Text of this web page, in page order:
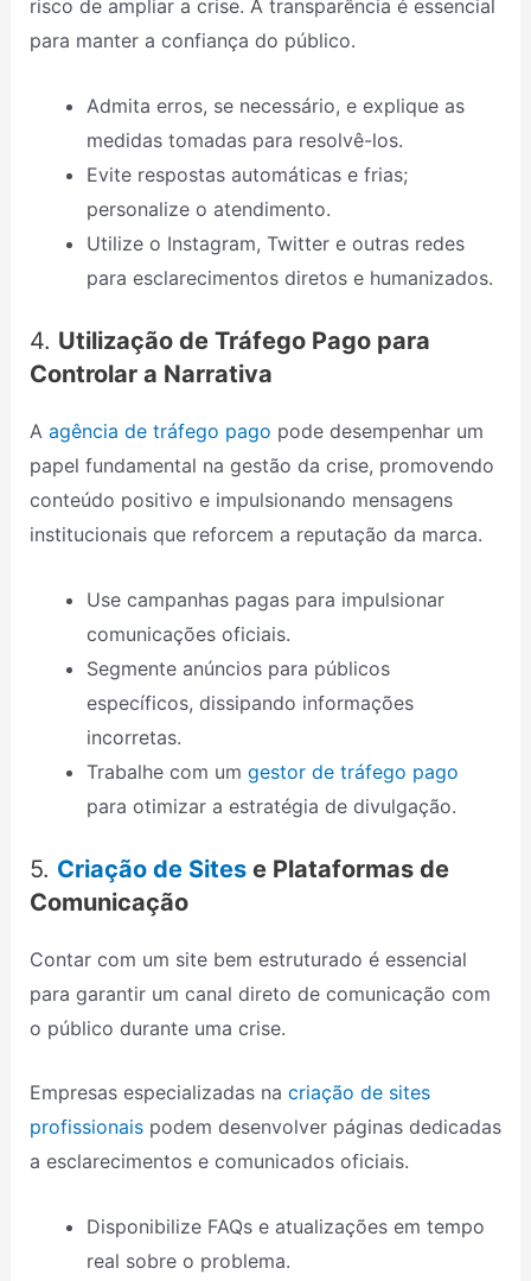
risco de ampliar a crise. A transparência é essencial
para manter a confiança do público.
Admita erros, se necessário, e explique as
medidas tomadas para resolvê-los.
Evite respostas automáticas e frias;
personalize o atendimento.
Utilize o Instagram, Twitter e outras redes
para esclarecimentos diretos e humanizados.
4. Utilização de Tráfego Pago para
Controlar a Narrativa
A agência de tráfego pago pode desempenhar um
papel fundamental na gestão da crise, promovendo
conteúdo positivo e impulsionando mensagens
institucionais que reforcem a reputação da marca.
Use campanhas pagas para impulsionar
comunicações oficiais.
Segmente anúncios para públicos
específicos, dissipando informações
incorretas.
Trabalhe com um gestor de tráfego pago
para otimizar a estratégia de divulgação.
5. Criação de Sitese Plataformas de
Comunicação
Contar com um site bem estruturado é essencial
para garantir um canal direto de comunicação com
o público durante uma crise.
Empresas especializadas na criação de sites
profissionaispodem desenvolver páginas dedicadas
a esclarecimentos e comunicados oficiais.
Disponibilize FAQs e atualizações em tempo
real sobre o problema.